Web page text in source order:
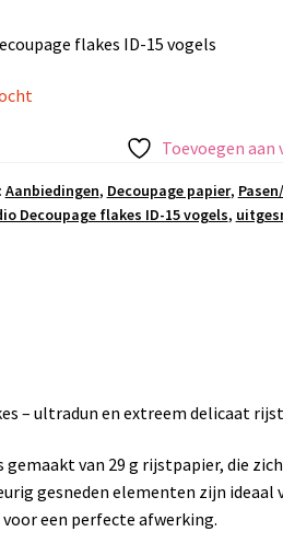
is:
€3.75.
flakes ID-15 vogels
Toevoegen
Aanbiedingen, Decoupage papier,
Decoupage flakes ID-15 vogels,
– ultradun en extreem delicaat
gemaakt van 29 g rijstpapier, die
gesneden elementen zijn ideaal
een perfecte afwerking.